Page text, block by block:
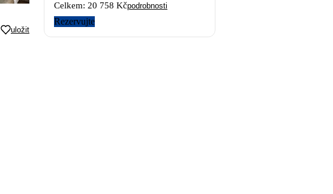
uložit
Celkem: 20 758 Kčpodrobnosti
Rezervujte